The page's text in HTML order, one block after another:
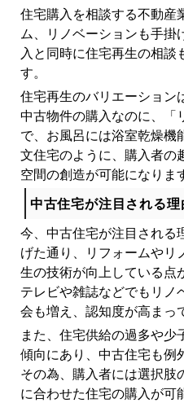
住宅購入を相談する不動産
ム、リノベーションも手掛
入と同時に住宅再生の相談
す。
住宅再生のバリエーション
中古物件の購入なのに、「
で、お風呂には浴室乾燥機
文住宅のように、購入者の
空間の創造が可能になりま
中古住宅が注目される理
今、中古住宅が注目される
げた通り、リフォームやリ
生の技術が向上している点
テレビや雑誌などでもリノ
会も増え、認知度が高まっ
また、住宅供給の過多や少
傾向にあり、中古住宅も例
その為、購入者には選択肢
に合わせた住宅の購入が可